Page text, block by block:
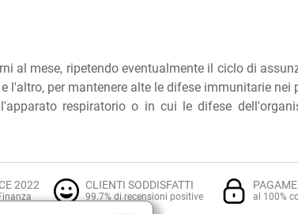
al mese, ripetendo eventualmente il ciclo di
l'altro, per mantenere alte le difese immunitarie nei
respiratorio o in cui le difese
2022 CLIENTI SODDISFATTI
99.7% di recensioni positive al 100%